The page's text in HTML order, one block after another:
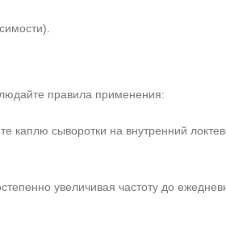
правила применения:
каплю сыворотки на внутренний
увеличивая частоту до